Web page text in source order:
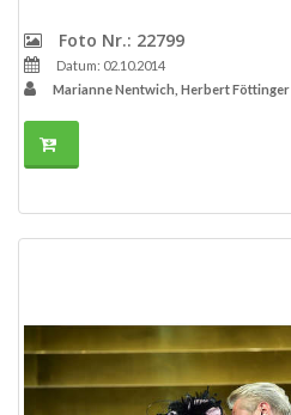
Foto Nr.: 22799
Datum: 02.10.2014
Marianne Nentwich, Herbert Föttinger